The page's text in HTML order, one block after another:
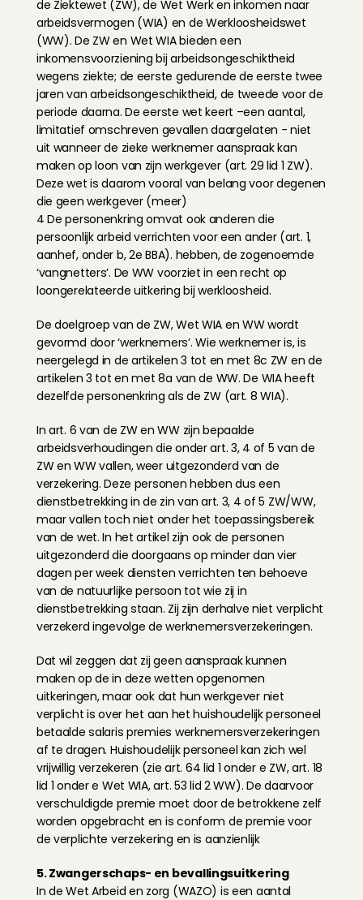
de Ziektewet (ZW), de Wet Werk en inkomen naar
arbeidsvermogen (WIA) en de Werkloosheidswet
(WW). De ZW en Wet WIA bieden een
inkomensvoorziening bij arbeidsongeschiktheid
wegens ziekte; de eerste gedurende de eerste twee
jaren van arbeidsongeschiktheid, de tweede voor de
periode daarna. De eerste wet keert –een aantal,
limitatief omschreven gevallen daargelaten - niet
uit wanneer de zieke werknemer aanspraak kan
maken op loon van zijn werkgever (art. 29 lid 1 ZW).
Deze wet is daarom vooral van belang voor degenen
die geen werkgever (meer)
4 De personenkring omvat ook anderen die
persoonlijk arbeid verrichten voor een ander (art. 1,
aanhef, onder b, 2e BBA). hebben, de zogenoemde
‘vangnetters’. De WW voorziet in een recht op
loongerelateerde uitkering bij werkloosheid.
De doelgroep van de ZW, Wet WIA en WW wordt
gevormd door ‘werknemers’. Wie werknemer is, is
neergelegd in de artikelen 3 tot en met 8c ZW en de
artikelen 3 tot en met 8a van de WW. De WIA heeft
dezelfde personenkring als de ZW (art. 8 WIA).
In art. 6 van de ZW en WW zijn bepaalde
arbeidsverhoudingen die onder art. 3, 4 of 5 van de
ZW en WW vallen, weer uitgezonderd van de
verzekering. Deze personen hebben dus een
dienstbetrekking in de zin van art. 3, 4 of 5 ZW/WW,
maar vallen toch niet onder het toepassingsbereik
van de wet. In het artikel zijn ook de personen
uitgezonderd die doorgaans op minder dan vier
dagen per week diensten verrichten ten behoeve
van de natuurlijke persoon tot wie zij in
dienstbetrekking staan. Zij zijn derhalve niet verplicht
verzekerd ingevolge de werknemersverzekeringen.
Dat wil zeggen dat zij geen aanspraak kunnen
maken op de in deze wetten opgenomen
uitkeringen, maar ook dat hun werkgever niet
verplicht is over het aan het huishoudelijk personeel
betaalde salaris premies werknemersverzekeringen
af te dragen. Huishoudelijk personeel kan zich wel
vrijwillig verzekeren (zie art. 64 lid 1 onder e ZW, art. 18
lid 1 onder e Wet WIA, art. 53 lid 2 WW). De daarvoor
verschuldigde premie moet door de betrokkene zelf
worden opgebracht en is conform de premie voor
de verplichte verzekering en is aanzienlijk
5. Zwangerschaps- en bevallingsuitkering
In de Wet Arbeid en zorg (WAZO) is een aantal